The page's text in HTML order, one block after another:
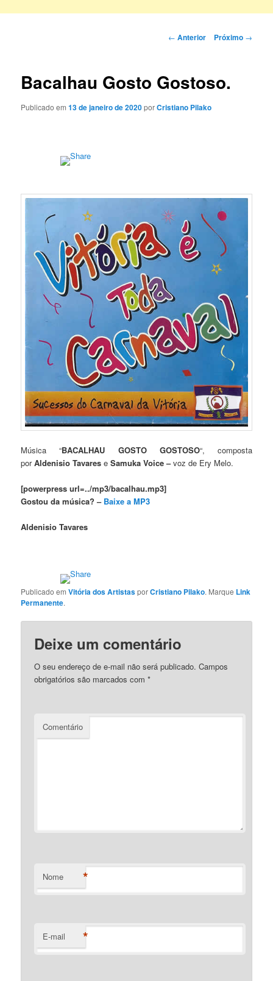
Navegação
← Anterior Próximo →
Bacalhau Gosto Gostoso.
Publicado em13 de janeiro de 2020porCristiano Pilako
Música “BACALHAU GOSTO GOSTOSO“, composta
porAldenisio Tavares eSamuka Voice –voz de Ery Melo.
[powerpress url=../mp3/bacalhau.mp3]
Gostou da música? – Baixe a MP3
Aldenisio Tavares
Publicado emVitória dos ArtistasporCristiano Pilako. Marque Link
Permanente.
Deixe um comentário
O seu endereço de e-mail não será publicado. Campos
obrigatórios são marcados com*
Comentário
Nome *
E-mail *